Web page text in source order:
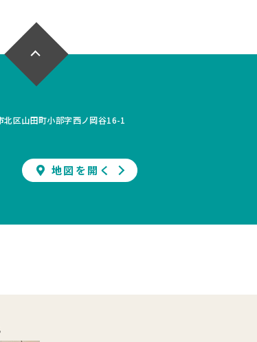
上下水道完備
北区山田町小部字西ノ岡谷16-1
地図を開く